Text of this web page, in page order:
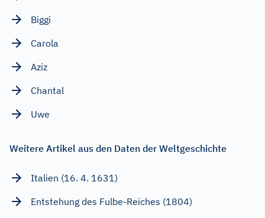
Biggi
Carola
Aziz
Chantal
Uwe
Weitere Artikel aus den Daten der Weltgeschichte
Italien (16. 4. 1631)
Entstehung des Fulbe-Reiches (1804)